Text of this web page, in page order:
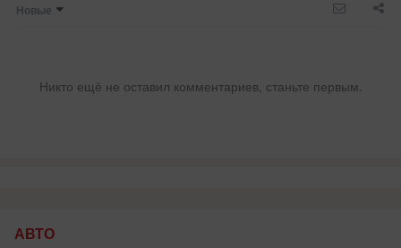
Новые
Никто ещё не оставил комментариев, станьте первым.
АВТО